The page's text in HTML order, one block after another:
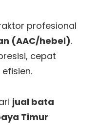
profesional
(AAC/hebel).
cepat
jual bata
Timur